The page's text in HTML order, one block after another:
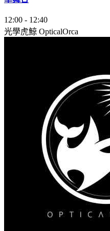
12:00 - 12:40
光學虎鯨 OpticalOrca